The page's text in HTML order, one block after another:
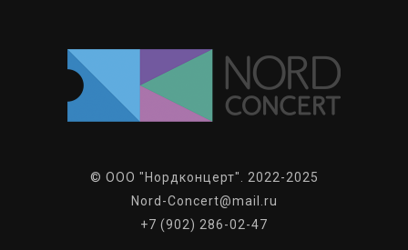
© ООО "Нордконцерт". 2022-2025
Nord-Concert@mail.ru
+7 (902) 286-02-47